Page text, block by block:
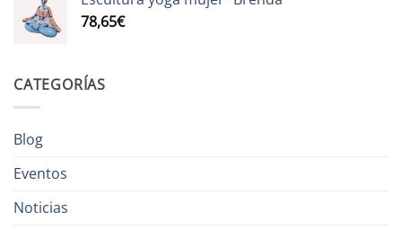
78,65€
CATEGORÍAS
Blog
Eventos
Noticias